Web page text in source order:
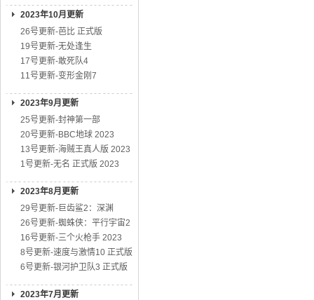
2023年10月更新
26号更新-芭比 正式版
19号更新-无处逢生
17号更新-敢死队4
11号更新-变形金刚7
2023年9月更新
25号更新-封神第一部
20号更新-BBC地球 2023
13号更新-海贼王真人版 2023
1号更新-无名 正式版 2023
2023年8月更新
29号更新-巨齿鲨2：深渊
26号更新-蜘蛛侠：平行宇宙2
16号更新-三个火枪手 2023
8号更新-速度与激情10 正式版
6号更新-银河护卫队3 正式版
2023年7月更新